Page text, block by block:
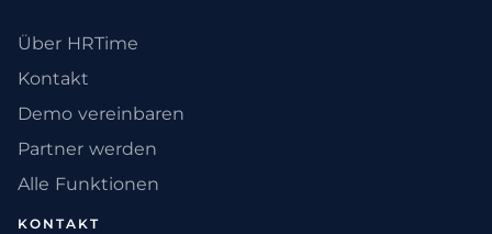
Über HRTime
Kontakt
Demo vereinbaren
Partner werden
Alle Funktionen
KONTAKT